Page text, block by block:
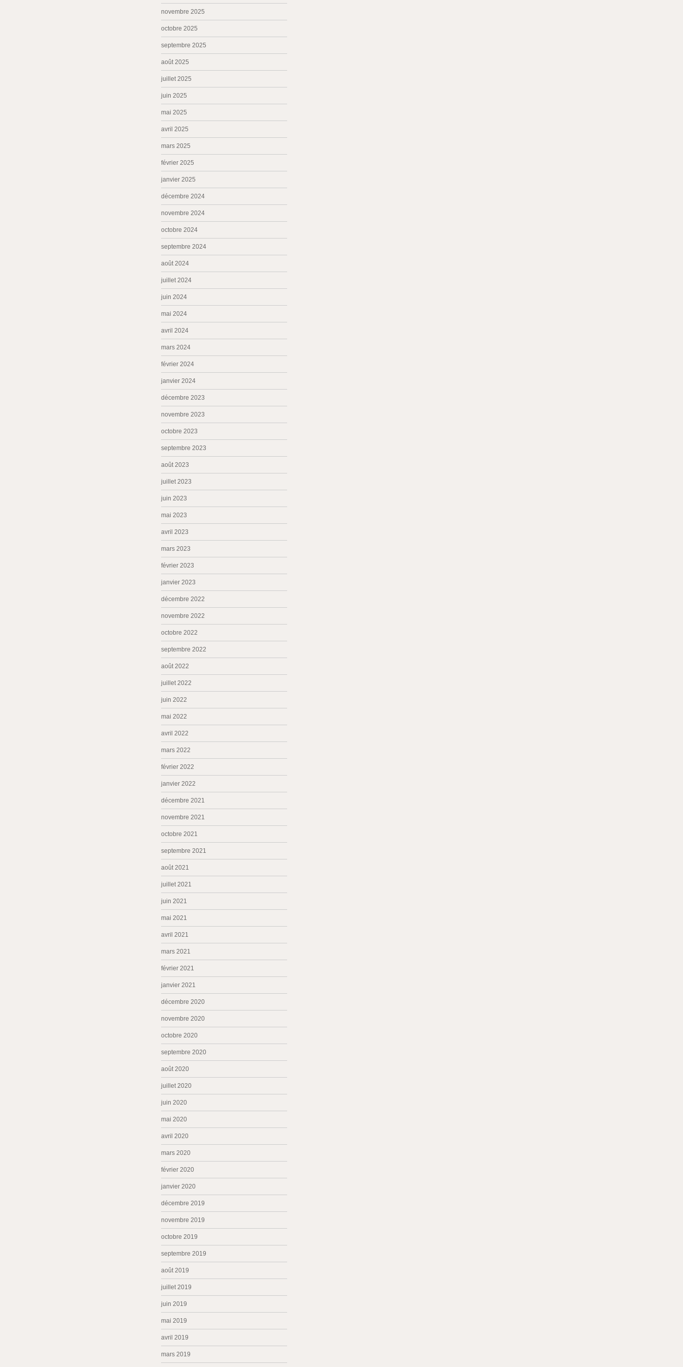
novembre 2025
octobre 2025
septembre 2025
août 2025
juillet 2025
juin 2025
mai 2025
avril 2025
mars 2025
février 2025
janvier 2025
décembre 2024
novembre 2024
octobre 2024
septembre 2024
août 2024
juillet 2024
juin 2024
mai 2024
avril 2024
mars 2024
février 2024
janvier 2024
décembre 2023
novembre 2023
octobre 2023
septembre 2023
août 2023
juillet 2023
juin 2023
mai 2023
avril 2023
mars 2023
février 2023
janvier 2023
décembre 2022
novembre 2022
octobre 2022
septembre 2022
août 2022
juillet 2022
juin 2022
mai 2022
avril 2022
mars 2022
février 2022
janvier 2022
décembre 2021
novembre 2021
octobre 2021
septembre 2021
août 2021
juillet 2021
juin 2021
mai 2021
avril 2021
mars 2021
février 2021
janvier 2021
décembre 2020
novembre 2020
octobre 2020
septembre 2020
août 2020
juillet 2020
juin 2020
mai 2020
avril 2020
mars 2020
février 2020
janvier 2020
décembre 2019
novembre 2019
octobre 2019
septembre 2019
août 2019
juillet 2019
juin 2019
mai 2019
avril 2019
mars 2019